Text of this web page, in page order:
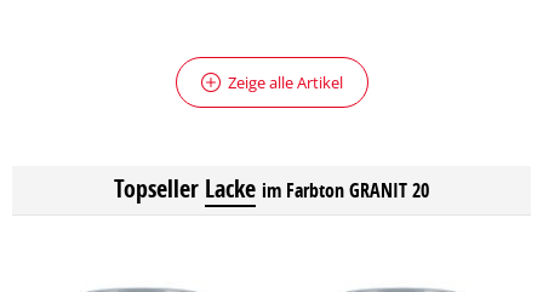
Zeige alle Artikel
Topseller Lacke im Farbton GRANIT 20